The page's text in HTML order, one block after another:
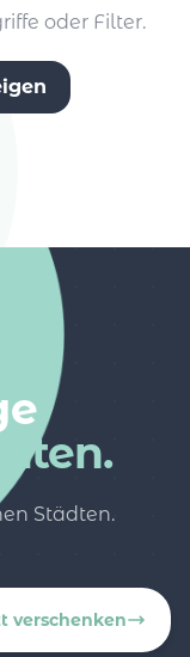
oder Filter.
Städten.
verschenken